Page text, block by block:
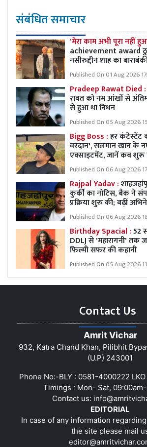
संबंधित समाचार
'मेरा काम अभी पूरा नहीं
achievement award
नसीरुद्दीन शाह का
Published On 01 Aug 2026
Pradeep Rawat Died :
रावत को नम आंखों से
से हुआ था निधन
Published On 05 Aug 2026
Bigg Boss :हर कंटेस्टेंट
वरदान', सलमान खान के
एक्साइटमेंट, जानें कब शुरू
Published On 06 Aug 2026
Rajpal Yadav :
कुर्की का नोटिस, बैंक ने
प्रक्रिया शुरू की; बढ़ीं
Published On 06 Aug 2026
Birthday Spacial :52
DDLJ से 'महारागनी' तक
फिल्मी सफर की कहानी
Published On 05 Aug 2026
Contact Us
Amrit Vichar
932, Katra Chand Khan, Pilibhit
(U.P) 243001
Phone No:-BLY : 0581-4000222
Timings : Mon- Sat,
Contact us:
EDITORIAL
In case of any information
the site please mail